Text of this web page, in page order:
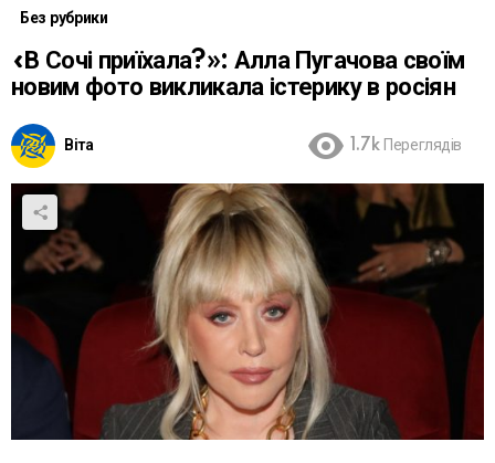
Без рубрики
«В Сочі приїхала?»: Алла Пугачова своїм
новим фото викликала істерику в росіян
Віта 1.7k Переглядів